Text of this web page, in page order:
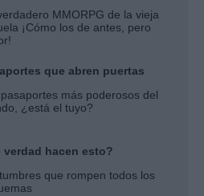
MMORPG de la vieja
¡Cómo los de antes, pero
que abren puertas
más poderosos del
¿está el tuyo?
verdad hacen esto?
que rompen todos los